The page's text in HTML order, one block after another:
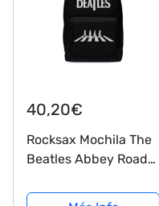
40,20€
Rocksax Mochila The
Beatles Abbey Road
30 x 15 cm, con